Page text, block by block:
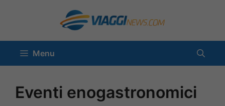
contenuto
Menu
Eventi enogastronomici